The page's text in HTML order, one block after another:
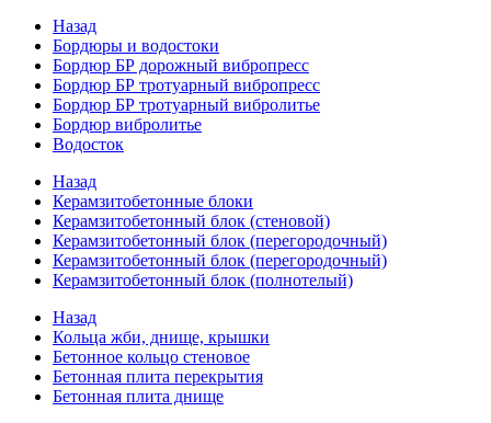
Назад
Бордюры и водостоки
Бордюр БР дорожный вибропресс
Бордюр БР тротуарный вибропресс
Бордюр БР тротуарный вибролитье
Бордюр вибролитье
Водосток
Назад
Керамзитобетонные блоки
Керамзитобетонный блок (стеновой)
Керамзитобетонный блок (перегородочный)
Керамзитобетонный блок (перегородочный)
Керамзитобетонный блок (полнотелый)
Назад
Кольца жби, днище, крышки
Бетонное кольцо стеновое
Бетонная плита перекрытия
Бетонная плита днище